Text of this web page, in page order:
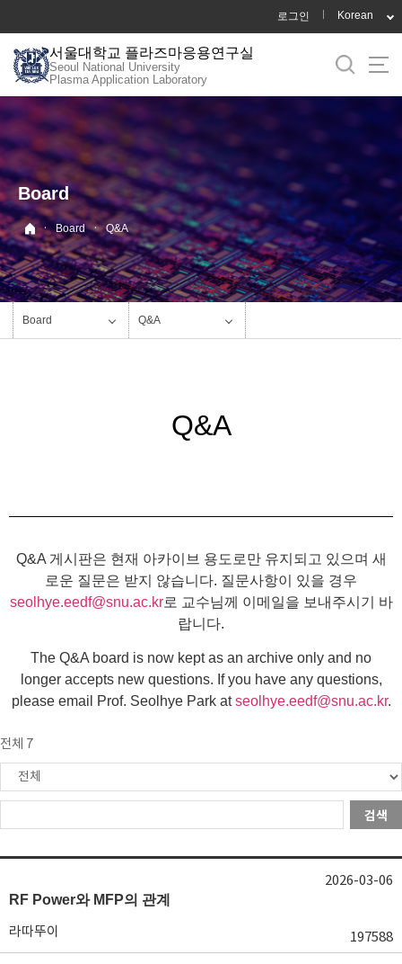
로
메
뉴
로그인 Korean
서울대학교 플라즈마응용연구실
Seoul National University
Plasma Application Laboratory
Board
· Board · Q&A
Board Q&A
Q&A
Q&A 게시판은 현재 아카이브 용도로만 유지되고 있으며 새
로운 질문은 받지 않습니다. 질문사항이 있을 경우
seolhye.eedf@snu.ac.kr로 교수님께 이메일을 보내주시기 바
랍니다.
The Q&A board is now kept as an archive only and no
longer accepts new questions. If you have any questions,
please email Prof. Seolhye Park atseolhye.eedf@snu.ac.kr.
전체 7
검색
RF Power와 MFP의 관계
라따뚜이 197588
2026-03-06